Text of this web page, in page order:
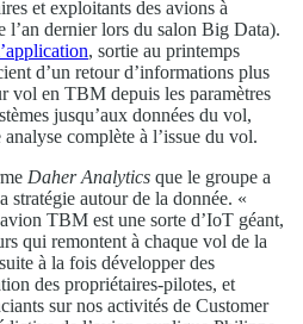
et exploitants des avions à
dernier lors du salon Big Data).
, sortie au printemps
d’un retour d’informations plus
vol en TBM depuis les paramètres
jusqu’aux données du vol,
complète à l’issue du vol.
Daher Analytics que le groupe a
stratégie autour de la donnée. «
TBM est une sorte d’IoT géant,
qui remontent à chaque vol de la
à la fois développer des
des propriétaires-pilotes, et
sur nos activités de Customer